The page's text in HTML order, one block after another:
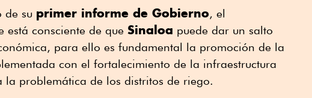
de su primer informe de Gobierno, el
consciente de que Sinaloa puede dar un salto
para ello es fundamental la promoción de la
con el fortalecimiento de la infraestructura
la problemática de los distritos de riego.